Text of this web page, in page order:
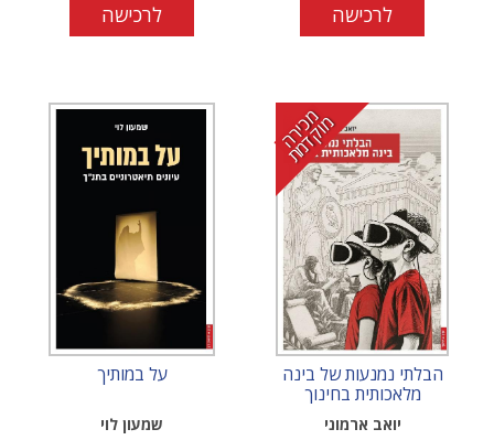
לרכישה לרכישה
מ
כ
י
ר
ה
מ
ו
ק
ד
מ
ת
הבלתי נמנעות של בינה
מלאכותית בחינוך
יואב ארמוני
על במותיך
שמעון לוי